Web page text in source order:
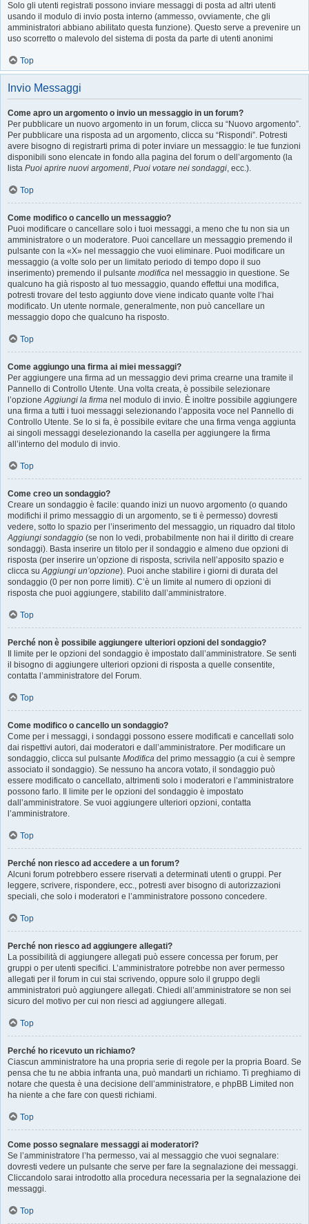
Solo gli utenti registrati possono inviare messaggi di posta ad altri utenti
usando il modulo di invio posta interno (ammesso, ovviamente, che gli
amministratori abbiano abilitato questa funzione). Questo serve a prevenire un
uso scorretto o malevolo del sistema di posta da parte di utenti anonimi
Top
Invio Messaggi
Come apro un argomento o invio un messaggio in un forum?
Per pubblicare un nuovo argomento in un forum, clicca su “Nuovo argomento”.
Per pubblicare una risposta ad un argomento, clicca su “Rispondi”. Potresti
avere bisogno di registrarti prima di poter inviare un messaggio: le tue funzioni
disponibili sono elencate in fondo alla pagina del forum o dell’argomento (la
lista Puoi aprire nuovi argomenti, Puoi votare nei sondaggi, ecc.).
Top
Come modifico o cancello un messaggio?
Puoi modificare o cancellare solo i tuoi messaggi, a meno che tu non sia un
amministratore o un moderatore. Puoi cancellare un messaggio premendo il
pulsante con la «X» nel messaggio che vuoi eliminare. Puoi modificare un
messaggio (a volte solo per un limitato periodo di tempo dopo il suo
inserimento) premendo il pulsante modifica nel messaggio in questione. Se
qualcuno ha già risposto al tuo messaggio, quando effettui una modifica,
potresti trovare del testo aggiunto dove viene indicato quante volte l’hai
modificato. Un utente normale, generalmente, non può cancellare un
messaggio dopo che qualcuno ha risposto.
Top
Come aggiungo una firma ai miei messaggi?
Per aggiungere una firma ad un messaggio devi prima crearne una tramite il
Pannello di Controllo Utente. Una volta creata, è possibile selezionare
l’opzioneAggiungi la firma nel modulo di invio. È inoltre possibile aggiungere
una firma a tutti i tuoi messaggi selezionando l’apposita voce nel Pannello di
Controllo Utente. Se lo si fa, è possibile evitare che una firma venga aggiunta
ai singoli messaggi deselezionando la casella per aggiungere la firma
all’interno del modulo di invio.
Top
Come creo un sondaggio?
Creare un sondaggio è facile: quando inizi un nuovo argomento (o quando
modifichi il primo messaggio di un argomento, se ti è permesso) dovresti
vedere, sotto lo spazio per l’inserimento del messaggio, un riquadro dal titolo
Aggiungi sondaggio (se non lo vedi, probabilmente non hai il diritto di creare
sondaggi). Basta inserire un titolo per il sondaggio e almeno due opzioni di
risposta (per inserire un’opzione di risposta, scrivila nell’apposito spazio e
clicca suAggiungi un’opzione). Puoi anche stabilire i giorni di durata del
sondaggio (0 per non porre limiti). C’è un limite al numero di opzioni di
risposta che puoi aggiungere, stabilito dall’amministratore.
Top
Perché non è possibile aggiungere ulteriori opzioni del sondaggio?
Il limite per le opzioni del sondaggio è impostato dall’amministratore. Se senti
il bisogno di aggiungere ulteriori opzioni di risposta a quelle consentite,
contatta l’amministratore del Forum.
Top
Come modifico o cancello un sondaggio?
Come per i messaggi, i sondaggi possono essere modificati e cancellati solo
dai rispettivi autori, dai moderatori e dall’amministratore. Per modificare un
sondaggio, clicca sul pulsante Modifica del primo messaggio (a cui è sempre
associato il sondaggio). Se nessuno ha ancora votato, il sondaggio può
essere modificato o cancellato, altrimenti solo i moderatori e l’amministratore
possono farlo. Il limite per le opzioni del sondaggio è impostato
dall’amministratore. Se vuoi aggiungere ulteriori opzioni, contatta
l’amministratore.
Top
Perché non riesco ad accedere a un forum?
Alcuni forum potrebbero essere riservati a determinati utenti o gruppi. Per
leggere, scrivere, rispondere, ecc., potresti aver bisogno di autorizzazioni
speciali, che solo i moderatori e l’amministratore possono concedere.
Top
Perché non riesco ad aggiungere allegati?
La possibilità di aggiungere allegati può essere concessa per forum, per
gruppi o per utenti specifici. L’amministratore potrebbe non aver permesso
allegati per il forum in cui stai scrivendo, oppure solo il gruppo degli
amministratori può aggiungere allegati. Chiedi all’amministratore se non sei
sicuro del motivo per cui non riesci ad aggiungere allegati.
Top
Perché ho ricevuto un richiamo?
Ciascun amministratore ha una propria serie di regole per la propria Board. Se
pensa che tu ne abbia infranta una, può mandarti un richiamo. Ti preghiamo di
notare che questa è una decisione dell’amministratore, e phpBB Limited non
ha niente a che fare con questi richiami.
Top
Come posso segnalare messaggi ai moderatori?
Se l’amministratore l’ha permesso, vai al messaggio che vuoi segnalare:
dovresti vedere un pulsante che serve per fare la segnalazione dei messaggi.
Cliccandolo sarai introdotto alla procedura necessaria per la segnalazione dei
messaggi.
Top